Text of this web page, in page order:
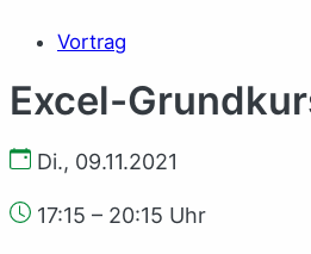
Vortrag
Excel-
Di., 09.11.2021
17:15 – 20:15 Uhr